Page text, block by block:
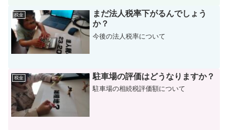
税金
まだ法人税率下がるんでしょう
か？
今後の法人税率について
税金 駐車場の評価はどうなりますか？
駐車場の相続税評価額について